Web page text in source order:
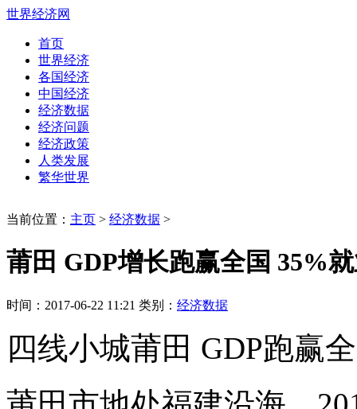
世界经济网
首页
世界经济
各国经济
中国经济
经济数据
经济问题
经济政策
人类发展
繁华世界
当前位置： 主页 > 经济数据 >
莆田 GDP增长跑赢全国 35%
时间：2017-06-22 11:21 类别： 经济数据
四线小城莆田 GDP跑赢